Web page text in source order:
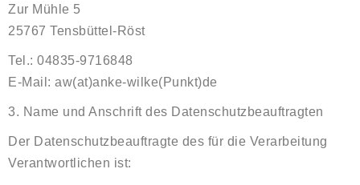
Zur Mühle 5
25767 Tensbüttel-Röst
Tel.: 04835-9716848
E-Mail: aw(at)anke-wilke(Punkt)de
3. Name und Anschrift des Datenschutzbeauftragten
Der Datenschutzbeauftragte des für die Verarbeitung
Verantwortlichen ist: